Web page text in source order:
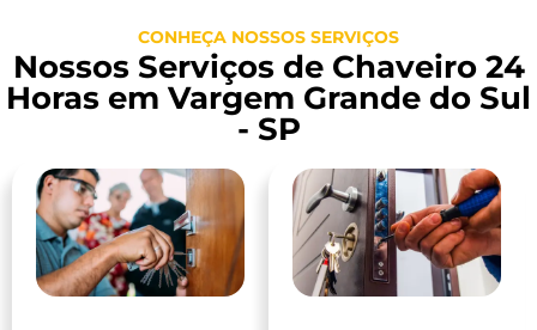
CONHEÇA NOSSOS SERVIÇOS
Nossos Serviços de Chaveiro 24
Horas em Vargem Grande do Sul
- SP